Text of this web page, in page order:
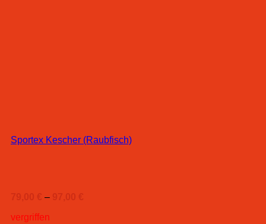
Sportex Kescher (Raubfisch)
79,00 € – 97,00 €
vergriffen